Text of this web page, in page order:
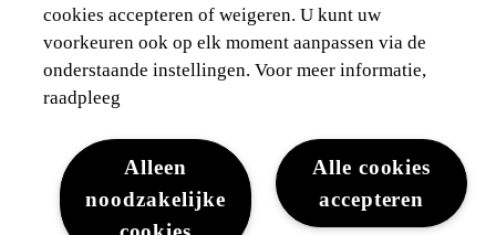
cookies accepteren of weigeren. U kunt uw
voorkeuren ook op elk moment aanpassen via de
onderstaande instellingen. Voor meer informatie,
raadpleeg
Alle cookies
accepteren
Alleen
noodzakelijke